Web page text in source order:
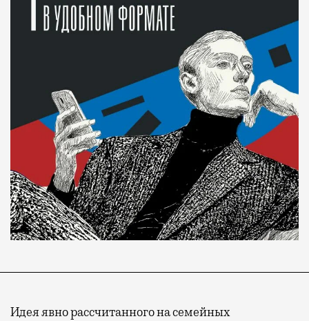
Идея явно рассчитанного на семейных